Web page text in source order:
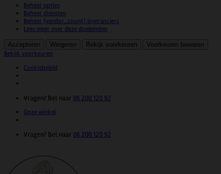
Beheer opties
Beheer diensten
Beheer {vendor_count} leveranciers
Lees meer over deze doeleinden
Accepteren Weigeren Bekijk voorkeuren Voorkeuren bewaren
Bekijk voorkeuren
Cookiebeleid
inhoud
Vragen? Bel naar 06 200 120 92
Onze winkel
Vragen? Bel naar 06 200 120 92